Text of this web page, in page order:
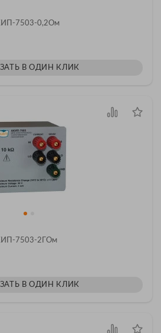
7503-0,2Ом
В ОДИН КЛИК
7503-2ГОм
В ОДИН КЛИК